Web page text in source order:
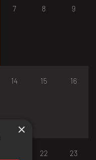
7 8 9
14 15 16
22 23
×